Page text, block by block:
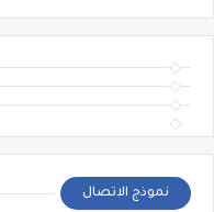
نموذج الاتصال